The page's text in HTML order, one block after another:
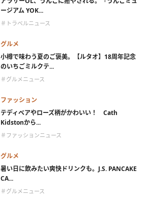
ージアム YOK...
＃トラベルニュース
グルメ
小樽で味わう夏のご褒美。【ルタオ】18周年記念
のいちごミルクテ...
＃グルメニュース
ファッション
テディベアやローズ柄がかわいい！ Cath
Kidstonから...
＃ファッションニュース
グルメ
暑い日に飲みたい爽快ドリンクも。J.S. PANCAKE
CA...
＃グルメニュース